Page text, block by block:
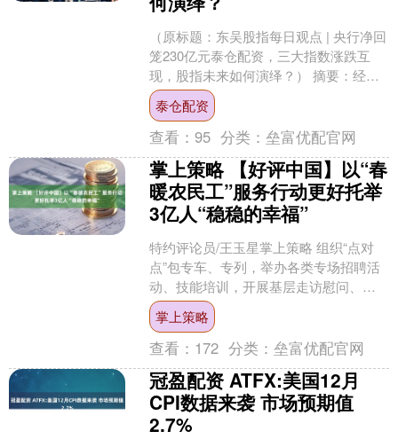
（原标题：东吴股指每日观点 | 央行净回
笼230亿元泰仓配资，三大指数涨跌互
现，股指未来如何演绎？） 摘要：经济
疲软推升了市场对稳增长政策的预期，
未来指数有望企....
泰仓配资
查看：95 分类： 垒富优配官网
掌上策略 【好评中国】以“春
暖农民工”服务行动更好托举
3亿人“稳稳的幸福”
特约评论员/王玉星掌上策略 组织“点对
点”包专车、专列，举办各类专场招聘活
动、技能培训，开展基层走访慰问、义
诊进乡村……1月24日，人力资源社会保
障部等11部门....
掌上策略
查看： 172 分类： 垒富优配官网
冠盈配资 ATFX:美国12月
CPI数据来袭 市场预期值
2.7%